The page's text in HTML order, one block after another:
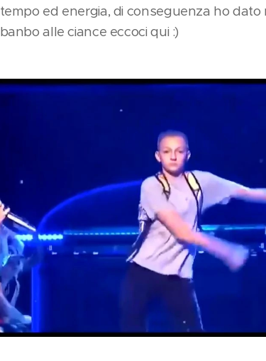
tempo ed energia, di conseguenza ho dato
banbo alle ciance eccoci qui :)